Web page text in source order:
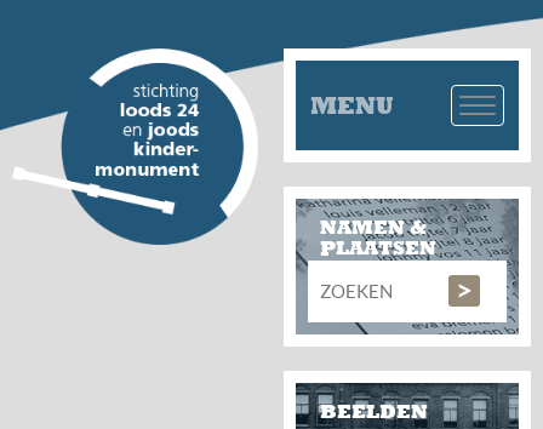
MENU
NAMEN &
PLAATSEN
BEELDEN